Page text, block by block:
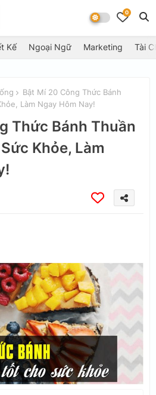
0
Kế Ngoại Ngữ Marketing Tài
Bật Mí 20 Công Thức Bánh
Làm Ngay Hôm Nay!
Thức Bánh Thuần
Khỏe, Làm